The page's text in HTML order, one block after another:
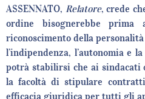
ASSENNATO, Relatore, crede
ordine bisognerebbe
riconoscimento della
l’indipendenza, l’autonomia e
potrà stabilirsi che ai
la facoltà di stipulare
efficacia giuridica per tutti gli